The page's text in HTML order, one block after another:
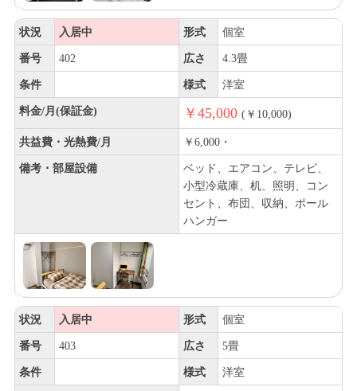
状況 入居中 形式 個室
番号 402 広さ 4.3畳
条件 様式 洋室
料金/月(保証金) ￥45,000 (￥10,000)
共益費・光熱費/月 ￥6,000・
備考・部屋設備
ベッド、エアコン、テレビ、
小型冷蔵庫、机、照明、コン
セント、布団、収納、ポール
ハンガー
状況 入居中 形式 個室
番号 403 広さ 5畳
条件 様式 洋室